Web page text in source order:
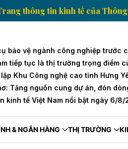
Trang thông tin kinh tế
bảo vệ ngành công nghiệp trước
tiếp tục là thị trường trọng điểm
Khu Công nghệ cao tỉnh Hưng
Tăng nguồn cung dự án, đón
kinh tế Việt Nam nổi bật ngày 6/8/
& NGÂN HÀNG THỊ TRƯỜNG